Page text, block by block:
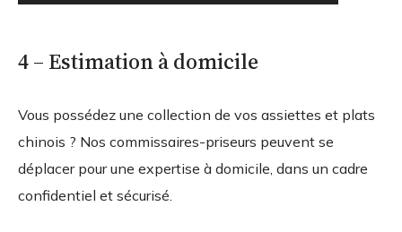
4 – Estimation à domicile
Vous possédez une collection de vos assiettes et plats
chinois ? Nos commissaires-priseurs peuvent se
déplacer pour une expertise à domicile, dans un cadre
confidentiel et sécurisé.